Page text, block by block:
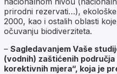
prirodni rezervati…),
2000, kao i ostalih oblasti
očuvanju biodiverziteta.
– Sagledavanjem Vaše
(vodnih) zaštićenih područja
korektivnih mjera“, koja je